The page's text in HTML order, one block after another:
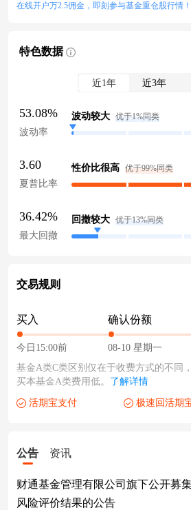
在线开户万2.5佣金，即刻参与基金重仓股行情！
特色数据
近1年 近3年
53.08%
波动率
波动较大 优于1%同类
3.60
夏普比率
性价比很高 优于99%同类
36.42%
最大回撤
回撤较大 优于13%同类
交易规则
买入
今日15:00前
确认份额
08-10 星期一
基金A类C类区别仅在于收费方式的不同
买本基金A类费用低。 了解详情
活期宝支付 极速回活期
公告 资讯
财通基金管理有限公司旗下公开募
风险评价结果的公告